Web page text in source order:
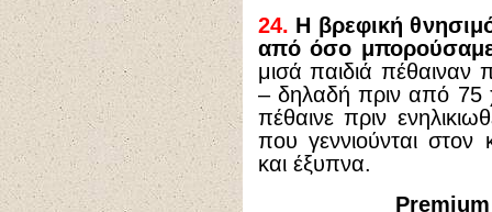
24. Η βρεφική
από όσο
μισά παιδιά πέθαιναν
– δηλαδή πριν από 75
πέθαινε πριν
που γεννιούνται
και έξυπνα.